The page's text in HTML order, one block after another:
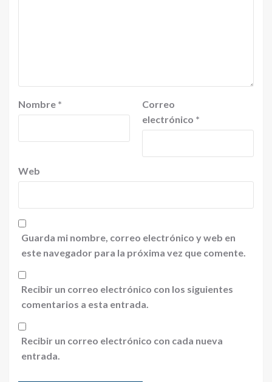
Nombre *
Correo
electrónico *
Web
Guarda mi nombre, correo electrónico y web en
este navegador para la próxima vez que comente.
Recibir un correo electrónico con los siguientes
comentarios a esta entrada.
Recibir un correo electrónico con cada nueva
entrada.